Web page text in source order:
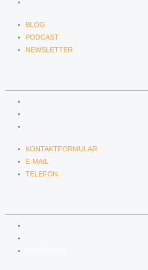
BLOG
PODCAST
NEWSLETTER
KONTAKTFORMULAR
E-MAIL
TELEFON